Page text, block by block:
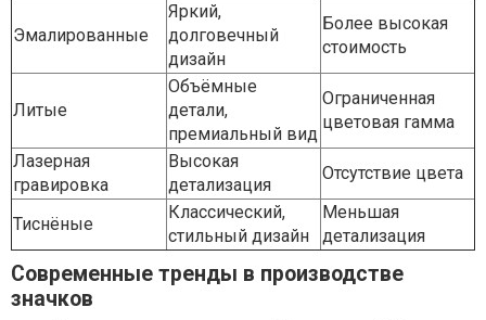
Эмалированные
Яркий,
долговечный
дизайн
Более высокая
стоимость
Литые
Объёмные
детали,
премиальный вид
Ограниченная
цветовая гамма
Лазерная
гравировка
Высокая
детализация
Отсутствие цвета
Тиснёные
Классический,
стильный дизайн
Меньшая
детализация
Современные тренды в производстве
значков